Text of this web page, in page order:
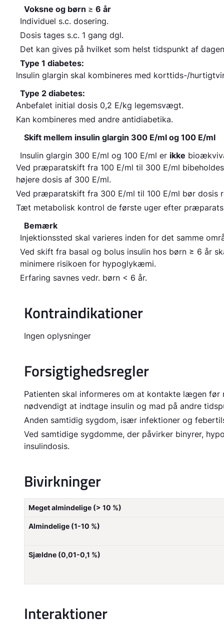
Voksne og børn ≥ 6 år
Individuel s.c. dosering.
Dosis tages s.c. 1 gang dgl.
Det kan gives på hvilket som helst tidspunkt af
Type 1 diabetes:
lnsulin glargin skal kombineres med korttids-/
Type 2 diabetes:
Anbefalet initial dosis 0,2 E/kg legemsvægt.
Kan kombineres med andre antidiabetika.
Skift mellem insulin glargin 300 E/ml og 100 E/ml
Insulin glargin 300 E/ml og 100 E/ml er ikke
Ved præparatskift fra 100 E/ml til 300 E/ml
højere dosis af 300 E/ml.
Ved præparatskift fra 300 E/ml til 100 E/ml bør dosis
Tæt metabolisk kontrol de første uger efter
Bemærk
Injektionssted skal varieres inden for det samme
Ved skift fra basal og bolus insulin hos børn ≥ 6 år
minimere risikoen for hypoglykæmi.
Erfaring savnes vedr. børn < 6 år.
Kontraindikationer
Ingen oplysninger
Forsigtighedsregler
Patienten skal informeres om at kontakte lægen
nødvendigt at indtage insulin og mad på andre
Anden samtidig sygdom, især infektioner og
Ved samtidige sygdomme, der påvirker binyrer,
insulindosis.
Bivirkninger
Meget almindelige (> 10 %)
Almindelige (1-10 %)
Sjældne (0,01-0,1 %)
Interaktioner